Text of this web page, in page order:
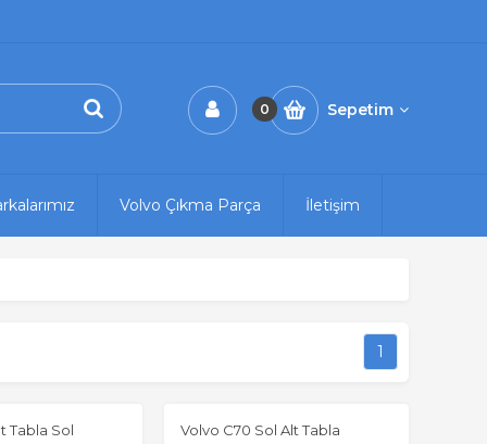
0 Sepetim
Volvo Çıkma Parça İletişim
1
Tabla Sol Volvo C70 Sol Alt Tabla